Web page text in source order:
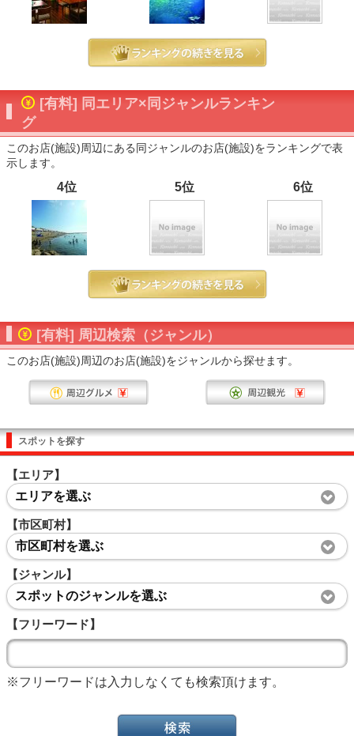
[有料] 同エリア×同ジャンルランキン
グ
このお店(施設)周辺にある同ジャンルのお店(施設)をランキングで表
示します。
4位 5位 6位
[有料] 周辺検索（ジャンル）
このお店(施設)周辺のお店(施設)をジャンルから探せます。
スポットを探す
【エリア】
エリアを選ぶ
【市区町村】
市区町村を選ぶ
【ジャンル】
スポットのジャンルを選ぶ
【フリーワード】
※フリーワードは入力しなくても検索頂けます。